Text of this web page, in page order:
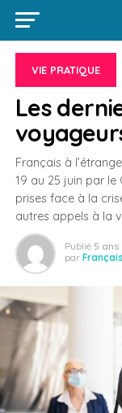
VIE PRATIQUE
Les
Français à
19 au 25 juin par le
prises face à la
autres appels à la
Publié 5 ans
par